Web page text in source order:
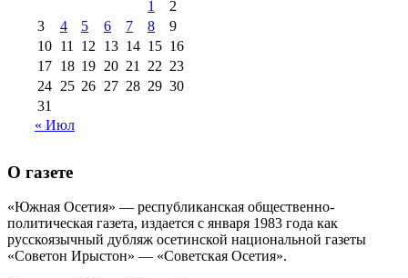
августа 2013 г
(12)
1
2
3
4 5 6 7 8
9
10 11 12 13 14 15 16
17 18 19 20 21 22 23
24 25 26 27 28 29 30
31
« Июл
О газете
«Южная Осетия» — республиканская общественно-
политическая газета, издается с января 1983 года как
русскоязычный дубляж осетинской национальной газеты
«Советон Ирыстон» — «Советская Осетия».